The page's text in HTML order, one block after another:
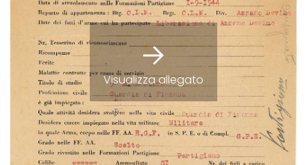
Visualizza allegato